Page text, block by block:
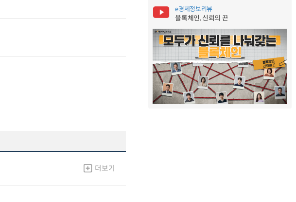
더보기
e경제정보리뷰
블록체인, 신뢰의 끈